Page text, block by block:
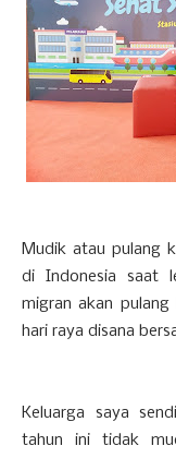
Mudik atau pulang
di Indonesia saat
migran akan
hari raya disana
Keluarga saya
tahun ini tidak